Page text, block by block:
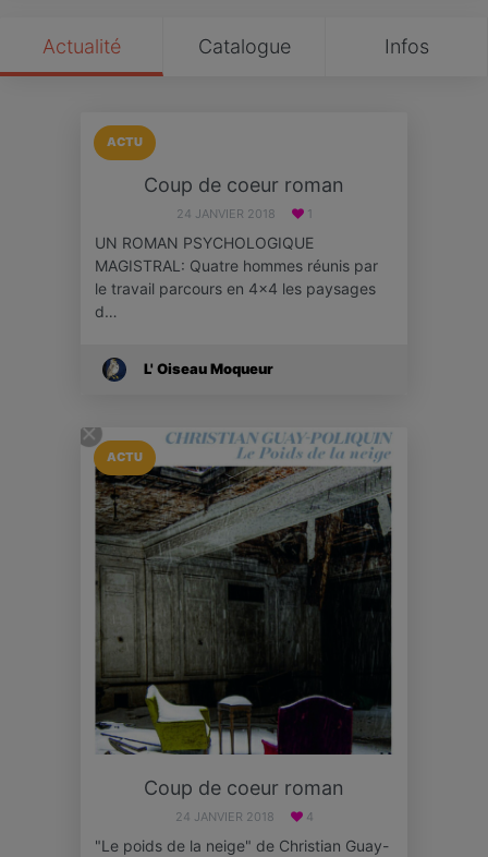
Actualité Catalogue Infos
ACTU
Coup de coeur roman
24 JANVIER 2018 1
UN ROMAN PSYCHOLOGIQUE
MAGISTRAL: Quatre hommes réunis par
le travail parcours en 4x4 les paysages
d…
L' Oiseau Moqueur
ACTU
Coup de coeur roman
24 JANVIER 2018 4
"Le poids de la neige" de Christian Guay-